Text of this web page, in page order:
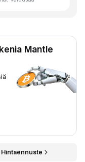
Mantle
Hintaennuste